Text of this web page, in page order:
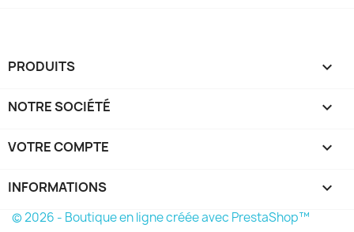
PRODUITS 
NOTRE SOCIÉTÉ 
VOTRE COMPTE 
INFORMATIONS keyboard_arrow_down
© 2026 - Boutique en ligne créée avec PrestaShop™